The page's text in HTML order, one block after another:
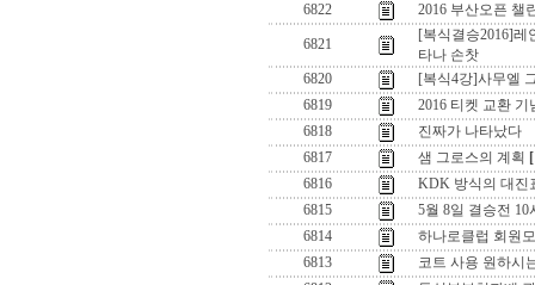
6822
2016 부산오픈 챌
6821
[복식결승2016]
타나 손찻
6820
[복식4강]사무엘
6819
2016 티켓 교환 기
6818
진짜가 나타났다
6817
샘 그로스의 계획
6816
KDK 방식의 대진
6815
5월 8일 결승전
6814
하나로클럽 회원
6813
코트 사용 원하시